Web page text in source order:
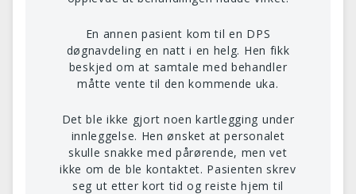
En annen pasient kom til en DPS
døgnavdeling en natt i en helg. Hen fikk
beskjed om at samtale med behandler
måtte vente til den kommende uka.
Det ble ikke gjort noen kartlegging under
innleggelse. Hen ønsket at personalet
skulle snakke med pårørende, men vet
ikke om de ble kontaktet. Pasienten skrev
seg ut etter kort tid og reiste hjem til